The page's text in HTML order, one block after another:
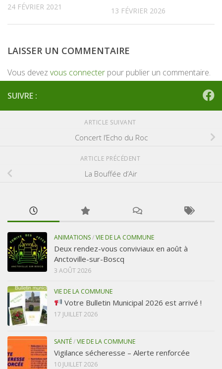
24 FÉVRIER 2021 13 FÉVRIER 2026
LAISSER UN COMMENTAIRE
Vous devez vous connecter pour publier un commentaire.
SUIVRE :
ARTICLE SUIVANT
Concert l’Echo du Roc
ARTICLE PRÉCÉDENT
La Bouffée d’Air
ANIMATIONS/VIE DE LA COMMUNE
Deux rendez-vous conviviaux en août à
Anctoville-sur-Boscq
3 AOÛT 2026
VIE DE LA COMMUNE
Votre Bulletin Municipal 2026 est arrivé !
17 JUILLET 2026
SANTÉ/VIE DE LA COMMUNE
Vigilance sécheresse – Alerte renforcée
10 JUILLET 2026